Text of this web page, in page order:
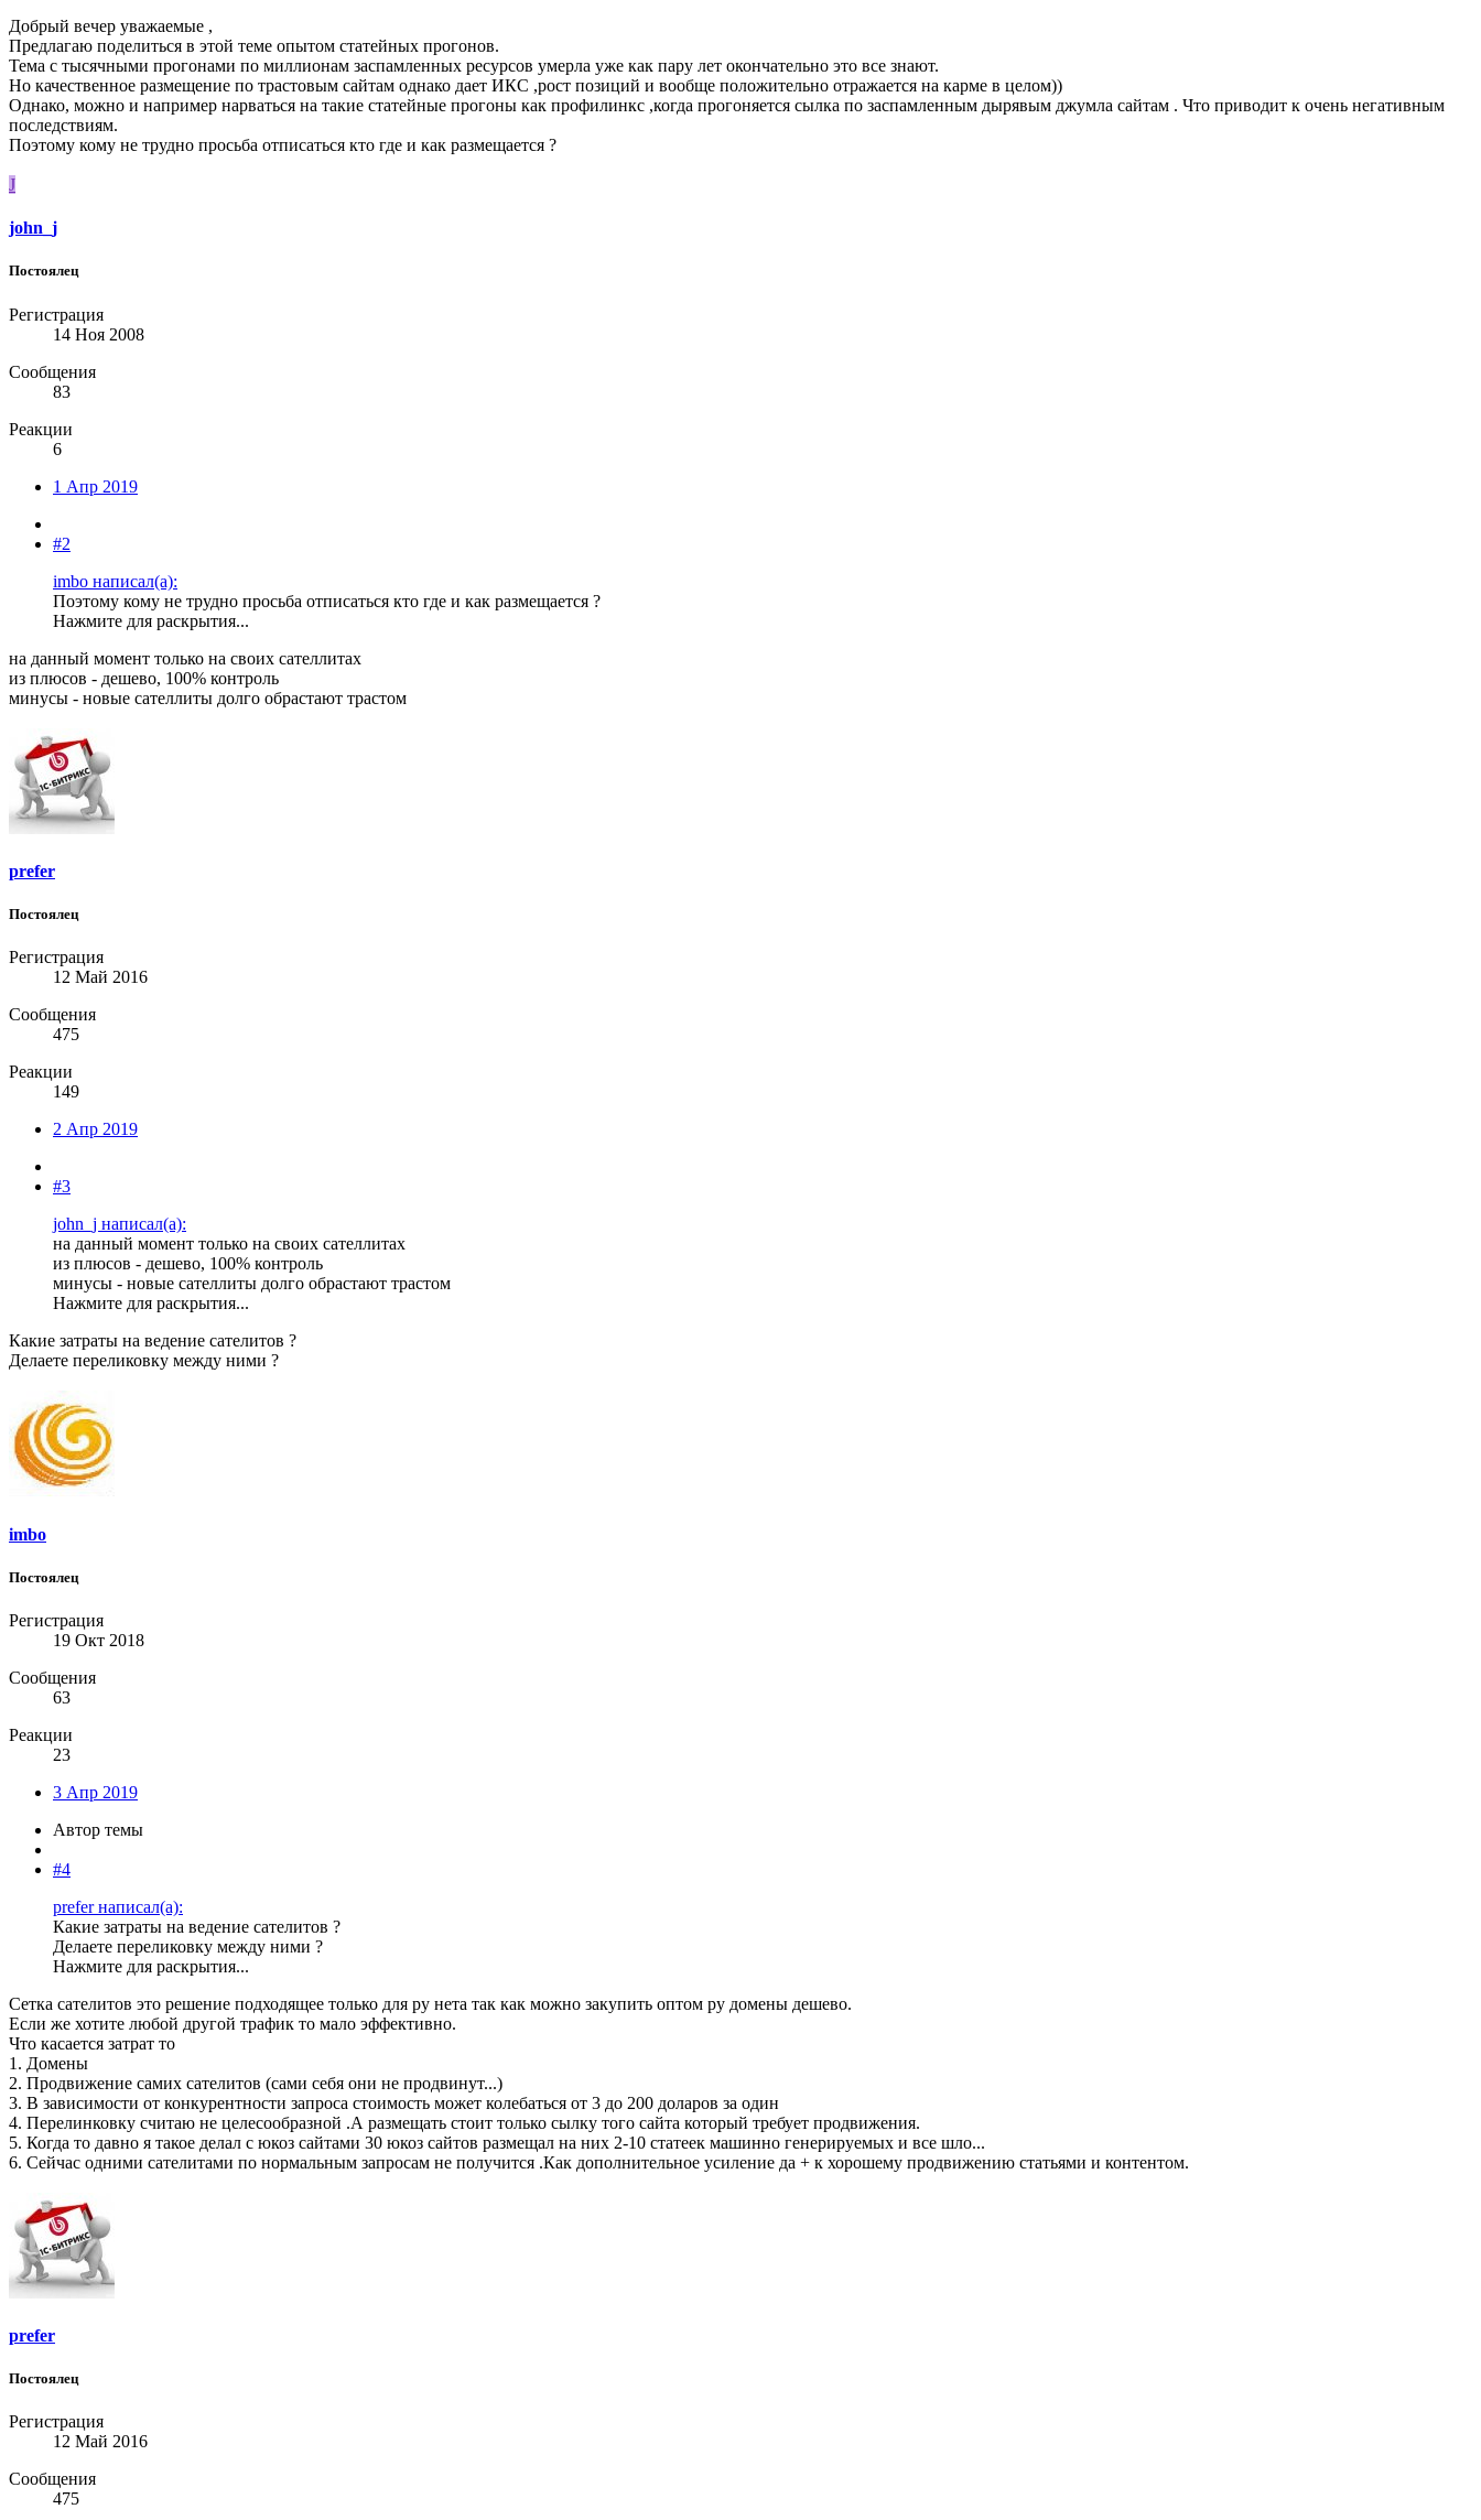
Добрый вечер уважаемые ,
Предлагаю поделиться в этой теме опытом статейных прогонов.
Тема с тысячными прогонами по миллионам заспамленных ресурсов умерла уже как пару лет окончательно это все знают.
Но качественное размещение по трастовым сайтам однако дает ИКС ,рост позиций и вообще положительно отражается на карме в целом))
Однако, можно и например нарваться на такие статейные прогоны как профилинкс ,когда прогоняется сылка по заспамленным дырявым джумла сайтам . Что приводит к очень негативным
последствиям.
Поэтому кому не трудно просьба отписаться кто где и как размещается ?
J
john_j
Постоялец
Регистрация
14 Ноя 2008
Сообщения
83
Реакции
6
1 Апр 2019
#2
imbo написал(а):
Поэтому кому не трудно просьба отписаться кто где и как размещается ?
Нажмите для раскрытия...
на данный момент только на своих сателлитах
из плюсов - дешево, 100% контроль
минусы - новые сателлиты долго обрастают трастом
prefer
Постоялец
Регистрация
12 Май 2016
Сообщения
475
Реакции
149
2 Апр 2019
#3
john_j написал(а):
на данный момент только на своих сателлитах
из плюсов - дешево, 100% контроль
минусы - новые сателлиты долго обрастают трастом
Нажмите для раскрытия...
Какие затраты на ведение сателитов ?
Делаете переликовку между ними ?
imbo
Постоялец
Регистрация
19 Окт 2018
Сообщения
63
Реакции
23
3 Апр 2019
Автор темы
#4
prefer написал(а):
Какие затраты на ведение сателитов ?
Делаете переликовку между ними ?
Нажмите для раскрытия...
Сетка сателитов это решение подходящее только для ру нета так как можно закупить оптом ру домены дешево.
Если же хотите любой другой трафик то мало эффективно.
Что касается затрат то
1. Домены
2. Продвижение самих сателитов (сами себя они не продвинут...)
3. В зависимости от конкурентности запроса стоимость может колебаться от 3 до 200 доларов за один
4. Перелинковку считаю не целесообразной .А размещать стоит только сылку того сайта который требует продвижения.
5. Когда то давно я такое делал с юкоз сайтами 30 юкоз сайтов размещал на них 2-10 статеек машинно генерируемых и все шло...
6. Сейчас одними сателитами по нормальным запросам не получится .Как дополнительное усиление да + к хорошему продвижению статьями и контентом.
prefer
Постоялец
Регистрация
12 Май 2016
Сообщения
475